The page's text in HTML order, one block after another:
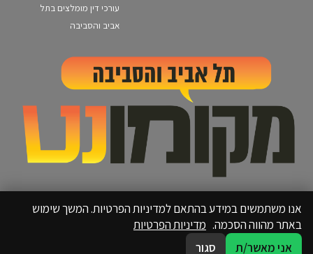
עורכי דין מומלצים בתל
אביב והסביבה
אנו משתמשים במידע בהתאם למדיניות הפרטיות. המשך שימוש
באתר מהווה הסכמה. מדיניות הפרטיות
אני מאשר/ת
סגור